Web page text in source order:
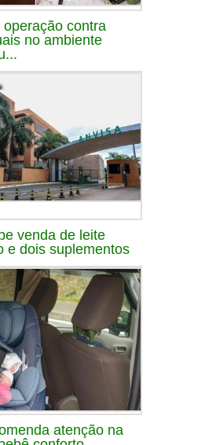
contra
no ambiente
venda de leite
e dois suplementos
atenção na